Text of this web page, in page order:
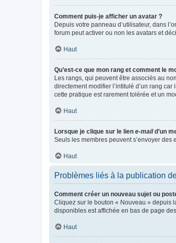
Comment puis-je afficher un avatar ?
Depuis votre panneau d’utilisateur, dans
forum peut activer ou non les avatars et
Haut
Qu’est-ce que mon rang et comment le
Les rangs, qui peuvent être associés au
directement modifier l’intitulé d’un rang
cette pratique est rarement tolérée et un
Haut
Lorsque je clique sur le lien e-maild’un
Seuls les membres peuvent s’envoyer
Haut
Problèmes liés à la publication
Comment créer un nouveau sujet ou
Cliquez sur le bouton « Nouveau » depuis
disponibles est affichée en bas de page
Haut